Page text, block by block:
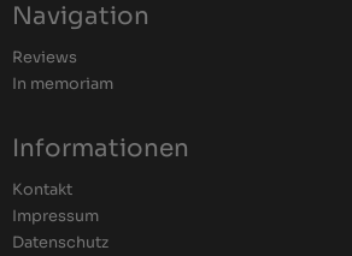
Navigation
Reviews
In memoriam
Informationen
Kontakt
Impressum
Datenschutz